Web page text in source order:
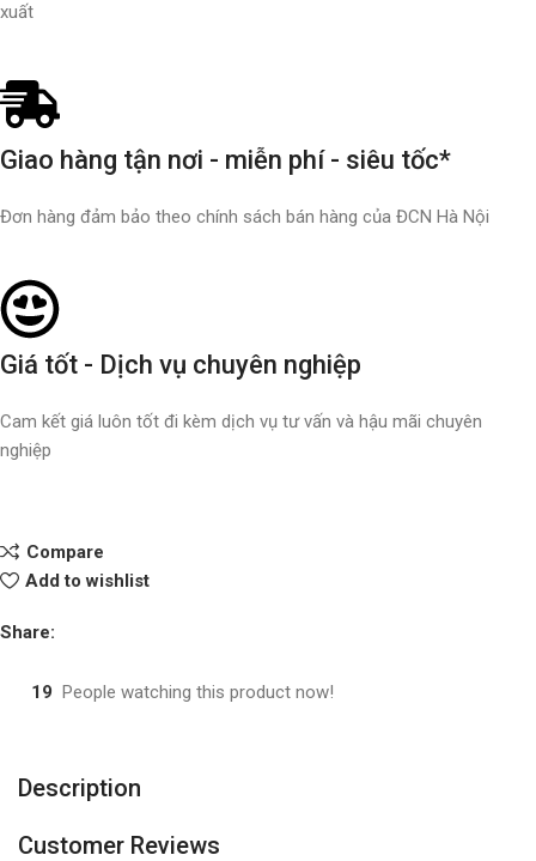
xuất
Giao hàng tận nơi - miễn phí - siêu tốc*
Đơn hàng đảm bảo theo chính sách bán hàng của ĐCN Hà Nội
Giá tốt - Dịch vụ chuyên nghiệp
Cam kết giá luôn tốt đi kèm dịch vụ tư vấn và hậu mãi chuyên
nghiệp
Compare
Add to wishlist
Share:
19 People watching this product now!
Description
Customer Reviews